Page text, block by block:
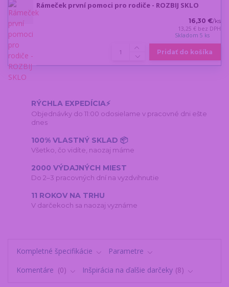
Rámeček první pomoci pro rodiče - ROZBIJ SKLO
16,30 €/ks
13,25 € bez DPH
Skladom 5 ks
Pridať do košíka
RÝCHLA EXPEDÍCIA⚡
Objednávky do 11:00 odosielame v pracovné dni ešte
dnes
100% VLASTNÝ SKLAD 📦
Všetko, čo vidíte, naozaj máme
2000 VÝDAJNÝCH MIEST
Do 2–3 pracovných dní na vyzdvihnutie
11 ROKOV NA TRHU
V darčekoch sa naozaj vyznáme
Kompletné špecifikácie
Parametre
Komentáre
0 Inšpirácia na ďalšie darčeky 8